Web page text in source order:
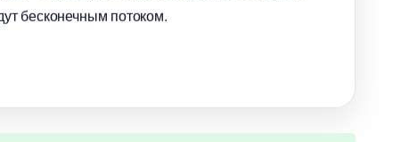
бесконечным потоком.